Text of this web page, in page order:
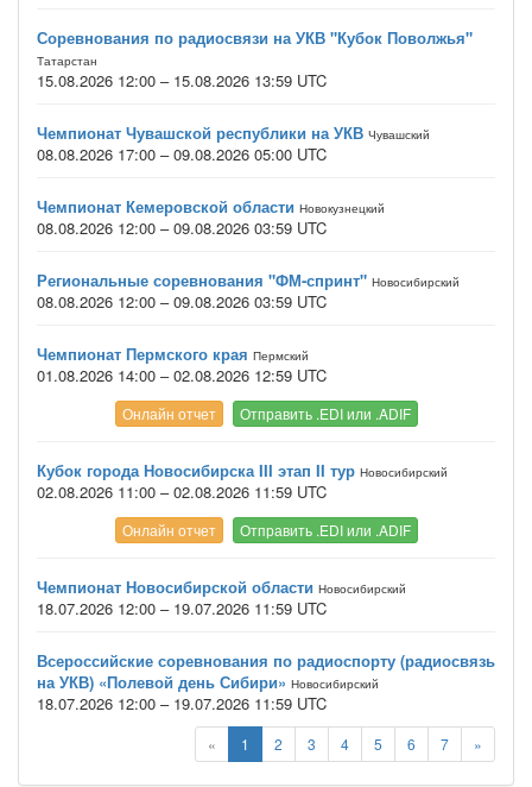
Соревнования по радиосвязи на УКВ "Кубок Поволжья"
Татарстан
15.08.2026 12:00 – 15.08.2026 13:59 UTC
Чемпионат Чувашской республики на УКВ Чувашский
08.08.2026 17:00 – 09.08.2026 05:00 UTC
Чемпионат Кемеровской области Новокузнецкий
08.08.2026 12:00 – 09.08.2026 03:59 UTC
Региональные соревнования "ФМ-спринт" Новосибирский
08.08.2026 12:00 – 09.08.2026 03:59 UTC
Чемпионат Пермского края Пермский
01.08.2026 14:00 – 02.08.2026 12:59 UTC
Онлайн отчет Отправить .EDI или .ADIF
Кубок города Новосибирска III этап II тур Новосибирский
02.08.2026 11:00 – 02.08.2026 11:59 UTC
Онлайн отчет Отправить .EDI или .ADIF
Чемпионат Новосибирской области Новосибирский
18.07.2026 12:00 – 19.07.2026 11:59 UTC
Всероссийские соревнования по радиоспорту (радиосвязь
на УКВ) «Полевой день Сибири» Новосибирский
18.07.2026 12:00 – 19.07.2026 11:59 UTC
« 1 2 3 4 5 6 7 »